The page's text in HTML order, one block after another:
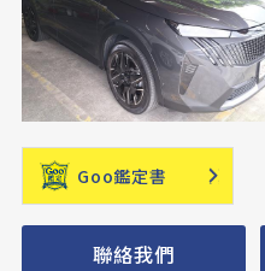
Goo鑑定書
聯絡我們